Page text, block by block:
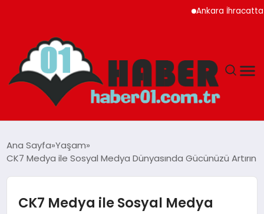
Ankara İhracatta
YAŞAM
Ana Sayfa Yaşam
CK7 Medya ile Sosyal Medya Dünyasında Gücünüzü Artırın
CK7 Medya ile Sosyal Medya